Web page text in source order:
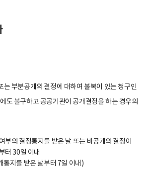
는 부분공개의 결정에 대하여 불복이 있는 청구인
도 불구하고 공공기관이 공개결정을 하는 경우의
부의 결정통지를 받은 날 또는 비공개의 결정이
터 30일 이내
통지를 받은 날부터 7일 이내)